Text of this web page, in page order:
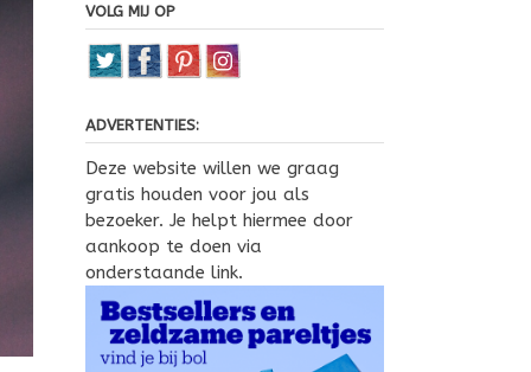
VOLG MIJ OP
ADVERTENTIES:
Deze website willen we graag
gratis houden voor jou als
bezoeker. Je helpt hiermee door
aankoop te doen via
onderstaande link.